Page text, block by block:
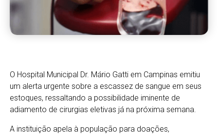
O Hospital Municipal Dr. Mário Gatti em Campinas emitiu
um alerta urgente sobre a escassez de sangue em seus
estoques, ressaltando a possibilidade iminente de
adiamento de cirurgias eletivas já na próxima semana.
A instituição apela à população para doações,